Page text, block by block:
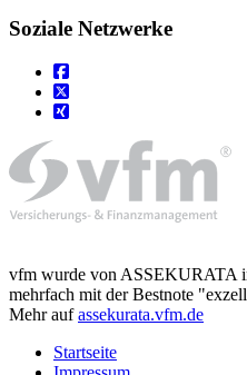
Soziale Netzwerke
vfm wurde von ASSEKURATA
mehrfach mit der Bestnote
Mehr aufassekurata.vfm.de
Startseite